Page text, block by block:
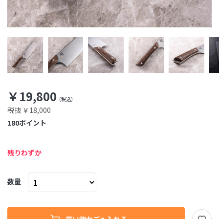
￥19,800
税抜 ￥18,000
ポイント
180
残りわずか
数量